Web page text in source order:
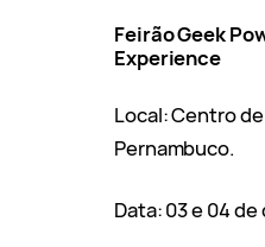
Feirão Geek
Experience
Local: Centro
Pernambuco.
Data: 03 e 04